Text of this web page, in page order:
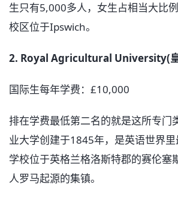
生只有5,000多人，女生占相当大比
校区位于Ipswich。
2. Royal Agricultural University(
国际生每年学费：£10,000
排在学费最低第二名的就是这所专门
业大学创建于1845年，是英语世界里
学校位于英格兰格洛斯特郡的赛伦塞
人罗马起源的集镇。